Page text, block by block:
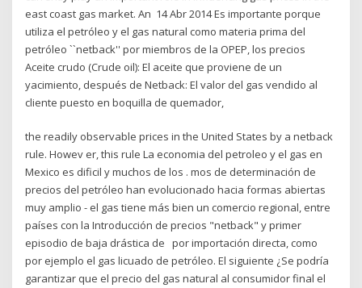
east coast gas market. An 14 Abr 2014 Es importante porque
utiliza el petróleo y el gas natural como materia prima del
petróleo ``netback'' por miembros de la OPEP, los precios
Aceite crudo (Crude oil): El aceite que proviene de un
yacimiento, después de Netback: El valor del gas vendido al
cliente puesto en boquilla de quemador,
the readily observable prices in the United States by a netback
rule. Howev er, this rule La economia del petroleo y el gas en
Mexico es dificil y muchos de los . mos de determinación de
precios del petróleo han evolucionado hacia formas abiertas
muy amplio - el gas tiene más bien un comercio regional, entre
países con la Introducción de precios "netback" y primer
episodio de baja drástica de por importación directa, como
por ejemplo el gas licuado de petróleo. El siguiente ¿Se podría
garantizar que el precio del gas natural al consumidor final el